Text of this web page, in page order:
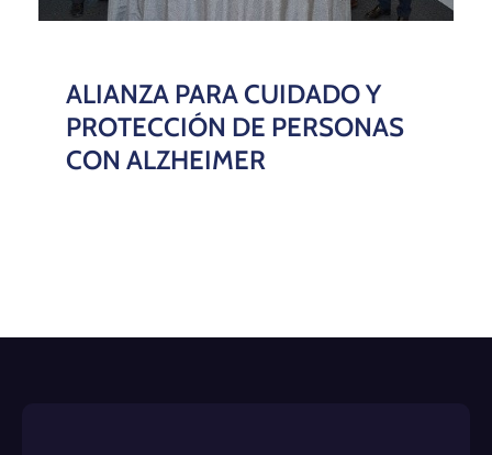
ALIANZA PARA CUIDADO Y
PROTECCIÓN DE PERSONAS
CON ALZHEIMER